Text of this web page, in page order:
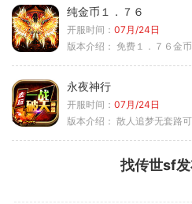
纯金币１．７６
开服时间： 07月/24日
版本介绍： 免费１．７６金
永夜神行
开服时间： 07月/24日
版本介绍： 散人追梦无套路
找传世sf